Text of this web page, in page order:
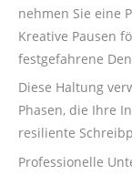
nehmen Sie eine
Kreative Pausen
festgefahrene
Diese Haltung
Phasen, die Ihre
resiliente
Professionelle